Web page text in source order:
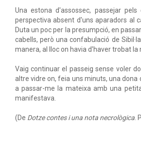
Una estona d'assossec, passejar
perspectiva absent d'uns aparadors al
Duta un poc per la presumpció, en
cabells, però una confabulació de
manera, al lloc on havia d'haver trobat
Vaig continuar el passeig sense voler
altre vidre on, feia uns minuts, una
a passar-me la mateixa amb una
manifestava.
(De Dotze contes i una nota necrològica.